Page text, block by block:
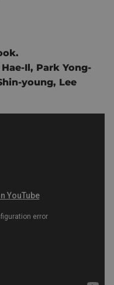
Il, Park Yong-
young, Lee